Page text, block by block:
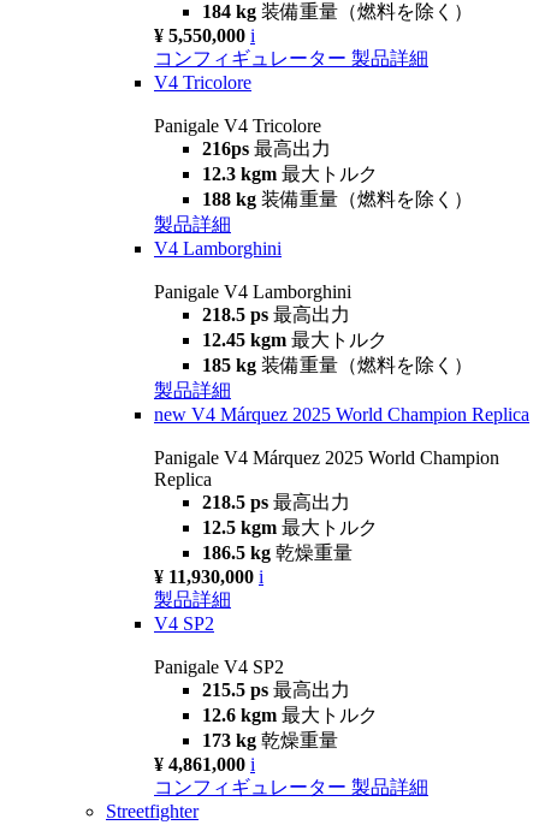
184 kg 装備重量（燃料を除く）
¥ 5,550,000 i
コンフィギュレーター 製品詳細
V4 Tricolore
Panigale V4 Tricolore
216ps 最高出力
12.3 kgm 最大トルク
188 kg 装備重量（燃料を除く）
製品詳細
V4 Lamborghini
Panigale V4 Lamborghini
218.5 ps 最高出力
12.45 kgm 最大トルク
185 kg 装備重量（燃料を除く）
製品詳細
new V4 Márquez 2025 World Champion Replica
Panigale V4 Márquez 2025 World Champion
Replica
218.5 ps 最高出力
12.5 kgm 最大トルク
186.5 kg 乾燥重量
¥ 11,930,000 i
製品詳細
V4 SP2
Panigale V4 SP2
215.5 ps 最高出力
12.6 kgm 最大トルク
173 kg 乾燥重量
¥ 4,861,000 i
コンフィギュレーター 製品詳細
Streetfighter